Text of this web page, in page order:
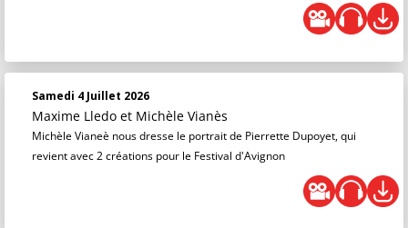
Samedi 4 Juillet 2026
Maxime Lledo et Michèle Vianès
Michèle Vianeè nous dresse le portrait de Pierrette Dupoyet, qui
revient avec 2 créations pour le Festival d'Avignon